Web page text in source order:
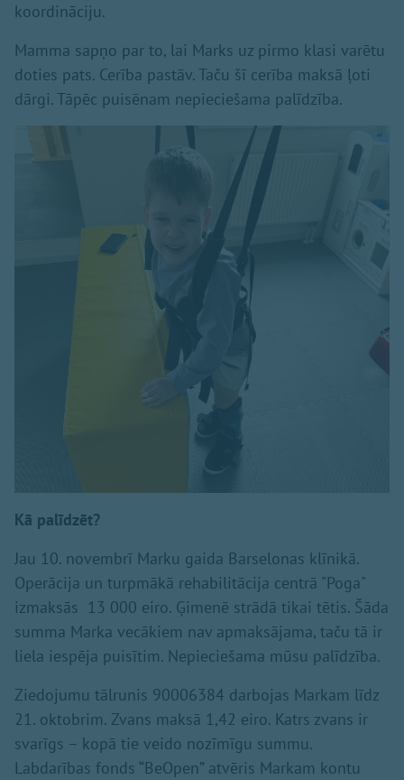
koordināciju.
Mamma sapņo par to, lai Marks uz pirmo klasi varētu
doties pats. Cerība pastāv. Taču šī cerība maksā ļoti
dārgi. Tāpēc puisēnam nepieciešama palīdzība.
Kā palīdzēt?
Jau 10. novembrī Marku gaida Barselonas klīnikā.
Operācija un turpmākā rehabilitācija centrā "Poga"
izmaksās 13 000 eiro. Ģimenē strādā tikai tētis. Šāda
summa Marka vecākiem nav apmaksājama, taču tā ir
liela iespēja puisītim. Nepieciešama mūsu palīdzība.
Ziedojumu tālrunis 90006384 darbojas Markam līdz
21. oktobrim. Zvans maksā 1,42 eiro. Katrs zvans ir
svarīgs – kopā tie veido nozīmīgu summu.
Labdarības fonds “BeOpen” atvēris Markam kontu